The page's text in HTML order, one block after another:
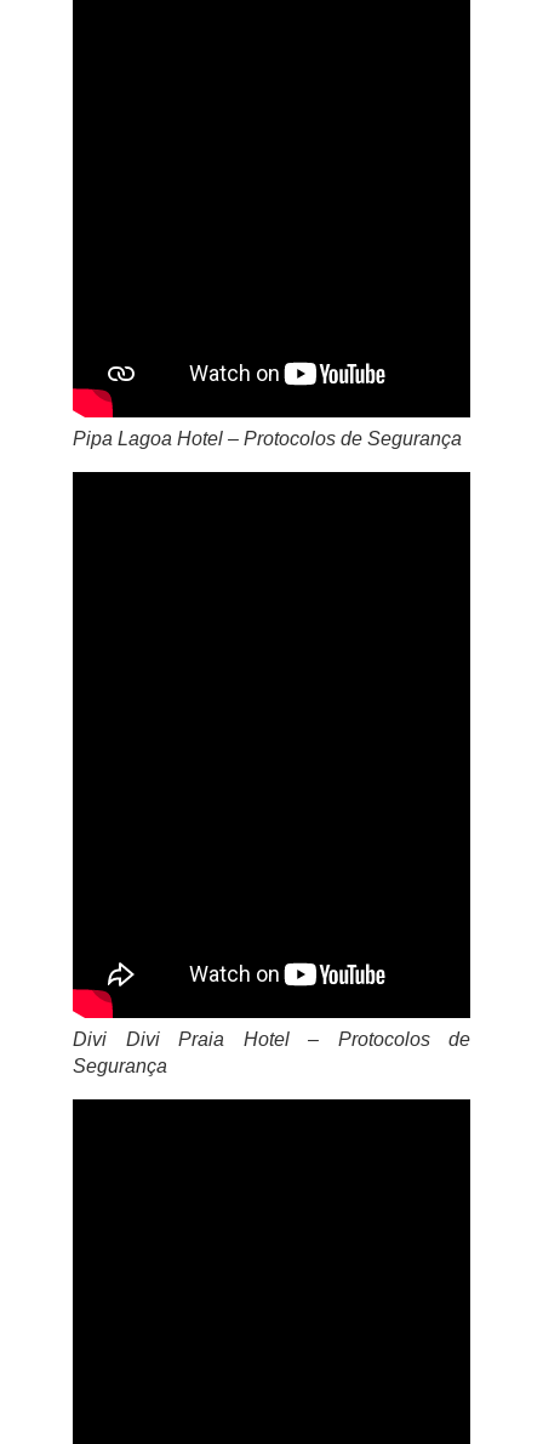
Pipa Lagoa Hotel – Protocolos de Segurança
Divi Divi Praia Hotel – Protocolos de
Segurança